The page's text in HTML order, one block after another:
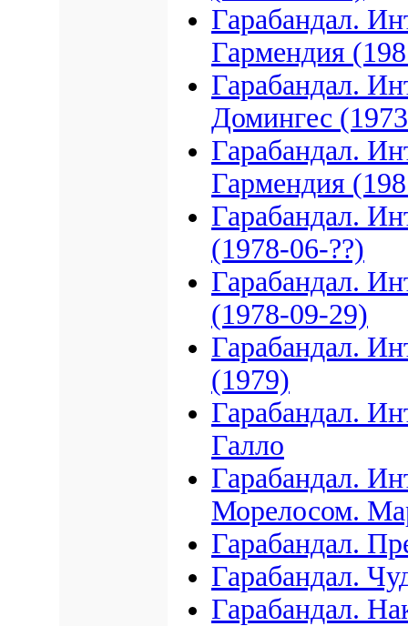
Гарабандал.
Гармендия
Гарабандал.
Домингес
Гарабандал.
Гармендия
Гарабандал.
(1978-06-??)
Гарабандал.
(1978-09-29)
Гарабандал.
(1979)
Гарабандал.
Галло
Гарабандал.
Морелосом.
Гарабандал.
Гарабандал.
Гарабандал.